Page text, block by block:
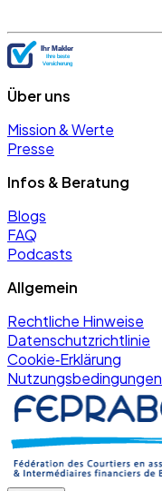
Über uns
Mission & Werte
Presse
Infos & Beratung
Blogs
FAQ
Podcasts
Allgemein
Rechtliche Hinweise
Datenschutzrichtlinie
Cookie‑Erklärung
Nutzungsbedingungen